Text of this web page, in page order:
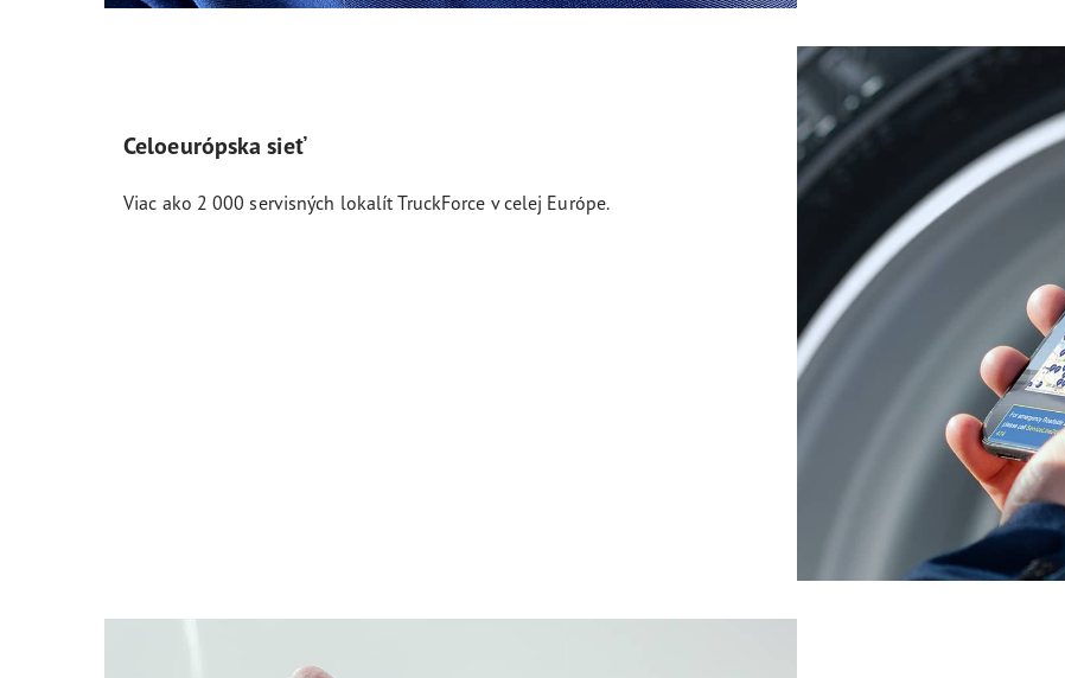
Celoeurópska sieť
Viac ako 2 000 servisných lokalít TruckForce v celej Európe.